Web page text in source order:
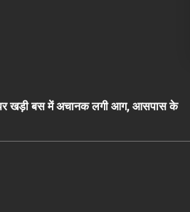
पर खड़ी बस में अचानक लगी आग, आसपास के